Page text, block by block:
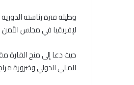
وطيلة فترة رئاسته
لإفريقيا في مجلس الأمن
حيث دعا إلى منح القارة
المالي الدولي وضرورة